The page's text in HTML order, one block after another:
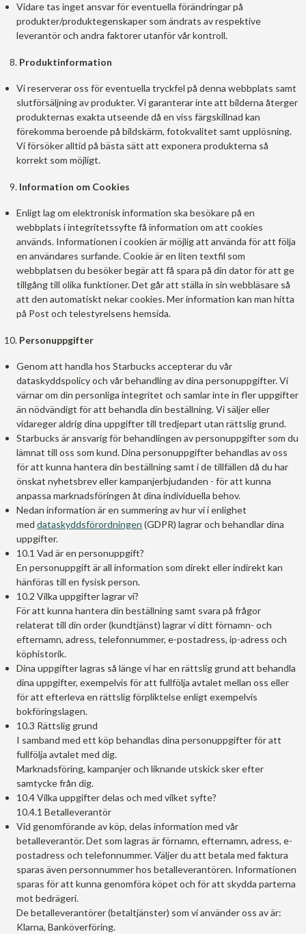
Vidare tas inget ansvar för eventuella förändringar på
produkter/produktegenskaper som ändrats av respektive
leverantör och andra faktorer utanför vår kontroll.
Produktinformation
Vi reserverar oss för eventuella tryckfel på denna webbplats samt
slutförsäljning av produkter. Vi garanterar inte att bilderna återger
produkternas exakta utseende då en viss färgskillnad kan
förekomma beroende på bildskärm, fotokvalitet samt upplösning.
Vi försöker alltid på bästa sätt att exponera produkterna så
korrekt som möjligt.
Information om Cookies
Enligt lag om elektronisk information ska besökare på en
webbplats i integritetssyfte få information om att cookies
används. Informationen i cookien är möjlig att använda för att följa
en användares surfande. Cookie är en liten textfil som
webbplatsen du besöker begär att få spara på din dator för att ge
tillgång till olika funktioner. Det går att ställa in sin webbläsare så
att den automatiskt nekar cookies. Mer information kan man hitta
på Post och telestyrelsens hemsida.
Personuppgifter
Genom att handla hos Starbucks accepterar du vår
dataskyddspolicy och vår behandling av dina personuppgifter. Vi
värnar om din personliga integritet och samlar inte in fler uppgifter
än nödvändigt för att behandla din beställning. Vi säljer eller
vidareger aldrig dina uppgifter till tredjepart utan rättslig grund.
Starbucks är ansvarig för behandlingen av personuppgifter som du
lämnat till oss som kund. Dina personuppgifter behandlas av oss
för att kunna hantera din beställning samt i de tillfällen då du har
önskat nyhetsbrev eller kampanjerbjudanden - för att kunna
anpassa marknadsföringen åt dina individuella behov.
Nedan information är en summering av hur vi i enlighet
meddataskyddsförordningen (GDPR) lagrar och behandlar dina
uppgifter.
10.1 Vad är en personuppgift?
En personuppgift är all information som direkt eller indirekt kan
hänföras till en fysisk person.
10.2 Vilka uppgifter lagrar vi?
För att kunna hantera din beställning samt svara på frågor
relaterat till din order (kundtjänst) lagrar vi ditt förnamn- och
efternamn, adress, telefonnummer, e-postadress, ip-adress och
köphistorik.
Dina uppgifter lagras så länge vi har en rättslig grund att behandla
dina uppgifter, exempelvis för att fullfölja avtalet mellan oss eller
för att efterleva en rättslig förpliktelse enligt exempelvis
bokföringslagen.
10.3 Rättslig grund
I samband med ett köp behandlas dina personuppgifter för att
fullfölja avtalet med dig.
Marknadsföring, kampanjer och liknande utskick sker efter
samtycke från dig.
10.4 Vilka uppgifter delas och med vilket syfte?
10.4.1 Betalleverantör
Vid genomförande av köp, delas information med vår
betalleverantör. Det som lagras är förnamn, efternamn, adress, e-
postadress och telefonnummer. Väljer du att betala med faktura
sparas även personnummer hos betalleverantören. Informationen
sparas för att kunna genomföra köpet och för att skydda parterna
mot bedrägeri.
De betalleverantörer (betaltjänster) som vi använder oss av är:
Klarna, Banköverföring.